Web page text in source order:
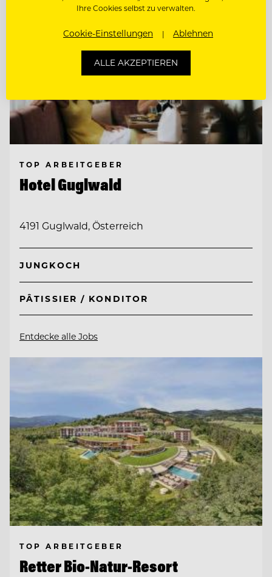
TOP ARBEITGEBER
Hotel Guglwald
4191 Guglwald, Österreich
JUNGKOCH
PÂTISSIER / KONDITOR
Entdecke alle Jobs
TOP ARBEITGEBER
Retter Bio-Natur-Resort
Ihre Cookies selbst zu verwalten.
Cookie-Einstellungen Ablehnen
ALLE AKZEPTIEREN